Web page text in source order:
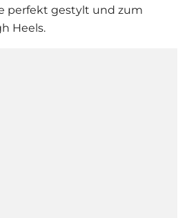
perfekt gestylt und zum
Heels.